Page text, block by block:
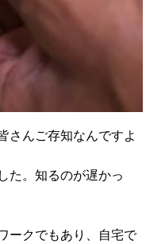
さんご存知なんですよ
た。知るのが遅かっ
ークでもあり、自宅で